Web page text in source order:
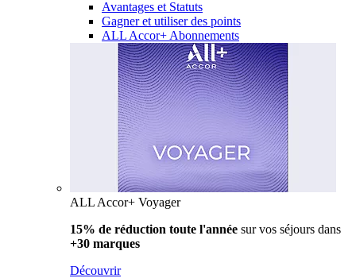
Avantages et Statuts
Gagner et utiliser des points
ALL Accor+ Abonnements
ALL Accor+ Voyager
15% de réduction toute l'année sur vos séjours dans
+30 marques
Découvrir